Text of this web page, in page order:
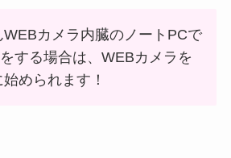
WEBカメラ内臓のノートPCで
する場合は、WEBカメラを
められます！